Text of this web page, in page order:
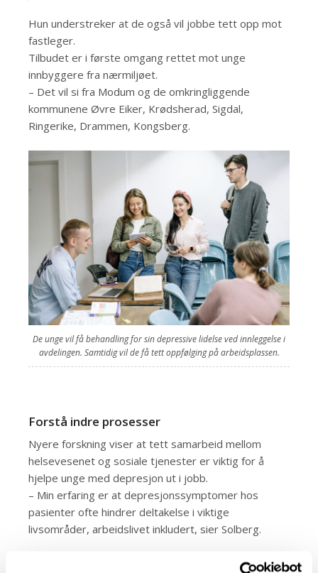
Hun understreker at de også vil jobbe tett opp mot
fastleger.
Tilbudet er i første omgang rettet mot unge
innbyggere fra nærmiljøet.
– Det vil si fra Modum og de omkringliggende
kommunene Øvre Eiker, Krødsherad, Sigdal,
Ringerike, Drammen, Kongsberg.
De unge vil få behandling for sin depressive lidelse ved innleggelse i
avdelingen. Samtidig vil de få tett oppfølging på arbeidsplassen.
Forstå indre prosesser
Nyere forskning viser at tett samarbeid mellom
helsevesenet og sosiale tjenester er viktig for å
hjelpe unge med depresjon ut i jobb.
– Min erfaring er at depresjonssymptomer hos
pasienter ofte hindrer deltakelse i viktige
livsområder, arbeidslivet inkludert, sier Solberg.